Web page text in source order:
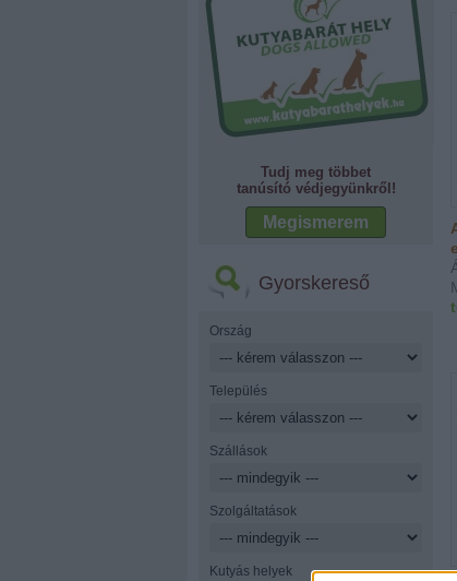
Tudj meg többet
tanúsító védjegyünkről!
Megismerem
Gyorskereső
Ország
Település
Szállások
Szolgáltatások
Kutyás helyek